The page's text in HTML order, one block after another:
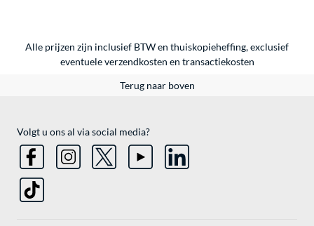
Alle prijzen zijn inclusief BTW en thuiskopieheffing, exclusief
eventueleverzendkosten en transactiekosten
Terug naar boven
Volgt u ons al via social media?